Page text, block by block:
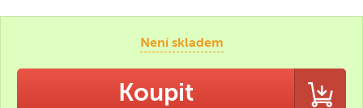
Není skladem
Koupit